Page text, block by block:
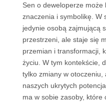
Sen o deweloperze
znaczenia i symbolikę. W
jedynie osobą zajmującą
przestrzeni, ale staje się
przemian i transformacji,
życiu. W tym kontekście,
tylko zmiany w
naszych ukrytych
ma w sobie zasoby,